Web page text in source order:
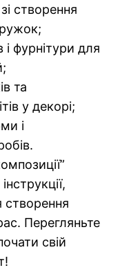
створення
і фурнітури для
та
у декорі;
і
створення
Перегляньте
свій